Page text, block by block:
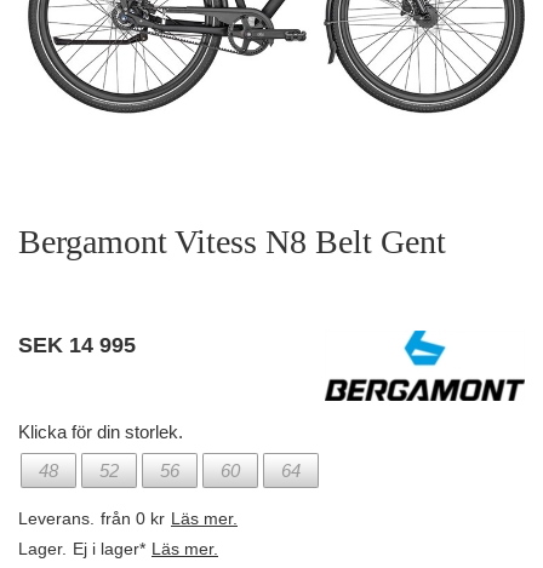
Bergamont Vitess N8 Belt Gent
SEK 14 995
Klicka för din storlek.
48
52 56 60 64
Leverans. från 0 kr Läs mer.
Lager. Ej i lager* Läs mer.